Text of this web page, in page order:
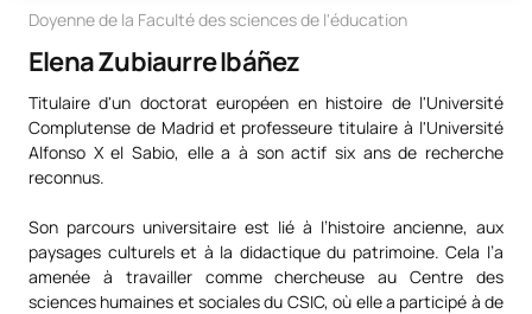
Doyenne de la Faculté des sciences de l'éducation
Elena Zubiaurre Ibáñez
Titulaire d'un doctorat européen en histoire de l'Université
Complutense de Madrid et professeure titulaire à l'Université
Alfonso X el Sabio, elle a à son actif six ans de recherche
reconnus.
Son parcours universitaire est lié à l’histoire ancienne, aux
paysages culturels et à la didactique du patrimoine. Cela l’a
amenée à travailler comme chercheuse au Centre des
sciences humaines et sociales du CSIC, où elle a participé à de